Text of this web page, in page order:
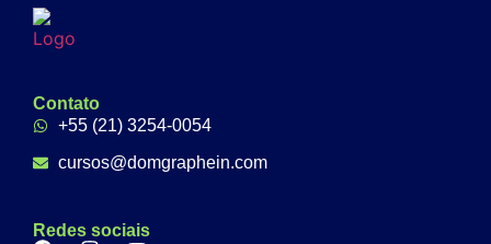
Contato
+55 (21) 3254-0054
cursos@domgraphein.com
Redes sociais